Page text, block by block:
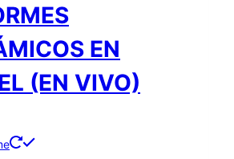
EN
(EN VIVO)